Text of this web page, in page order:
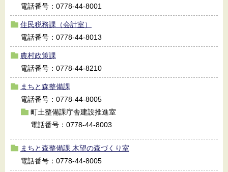
電話番号：0778-44-8001
住民税務課（会計室）
電話番号：0778-44-8013
農村政策課
電話番号：0778-44-8210
まちと森整備課
電話番号：0778-44-8005
町土整備課庁舎建設推進室
電話番号：0778-44-8003
まちと森整備課 木望の森づくり室
電話番号：0778-44-8005